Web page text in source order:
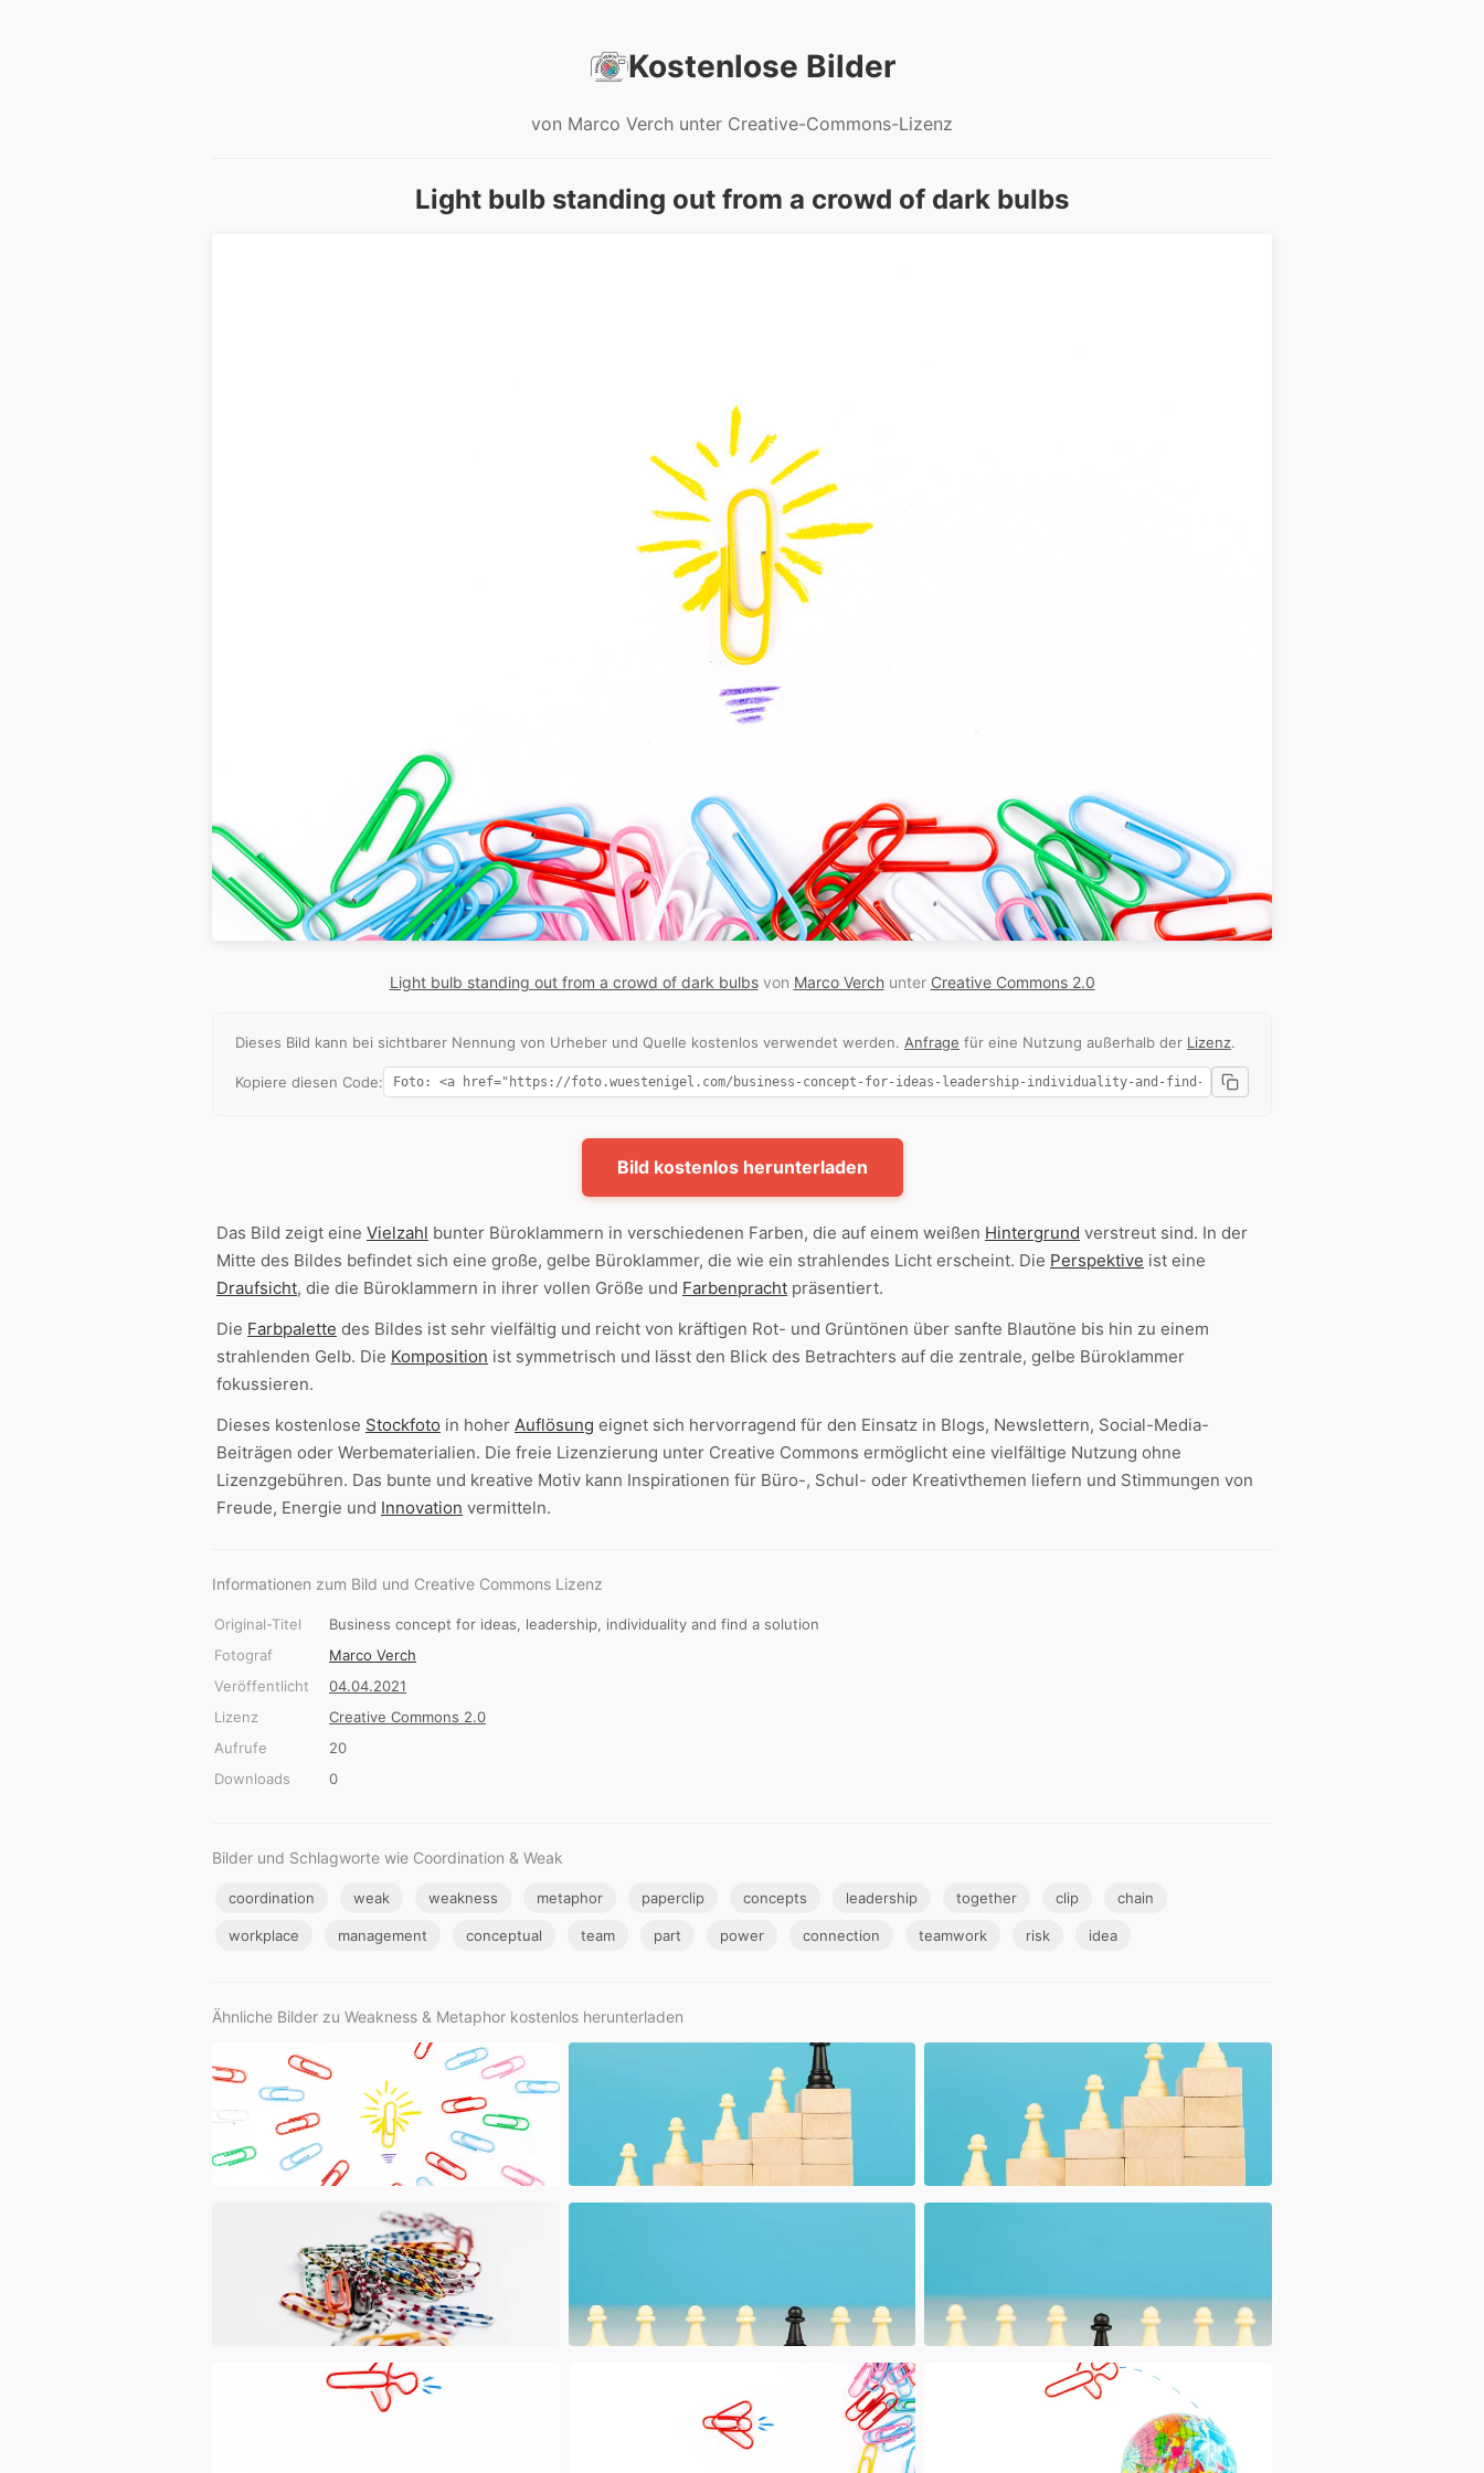
Kostenlose Bilder
von Marco Verch unter Creative-Commons-Lizenz
Light bulb standing out from a crowd of dark bulbs
Light bulb standing out from a crowd of dark bulbsvon Marco Verchunter Creative Commons 2.0
Dieses Bild kann bei sichtbarer Nennung von Urheber und Quelle kostenlos verwendet werden. Anfrage für eine Nutzung außerhalb der Lizenz.
Kopiere diesen Code:
Bild kostenlos herunterladen
Das Bild zeigt eine Vielzahl bunter Büroklammern in verschiedenen Farben, die auf einem weißen Hintergrund verstreut sind. In der
Mitte des Bildes befindet sich eine große, gelbe Büroklammer, die wie ein strahlendes Licht erscheint. Die Perspektive ist eine
Draufsicht, die die Büroklammern in ihrer vollen Größe und Farbenpracht präsentiert.
Die Farbpalette des Bildes ist sehr vielfältig und reicht von kräftigen Rot- und Grüntönen über sanfte Blautöne bis hin zu einem
strahlenden Gelb. Die Komposition ist symmetrisch und lässt den Blick des Betrachters auf die zentrale, gelbe Büroklammer
fokussieren.
Dieses kostenlose Stockfoto in hoher Auflösung eignet sich hervorragend für den Einsatz in Blogs, Newslettern, Social-Media-
Beiträgen oder Werbematerialien. Die freie Lizenzierung unter Creative Commons ermöglicht eine vielfältige Nutzung ohne
Lizenzgebühren. Das bunte und kreative Motiv kann Inspirationen für Büro-, Schul- oder Kreativthemen liefern und Stimmungen von
Freude, Energie und Innovation vermitteln.
Informationen zum Bild und Creative Commons Lizenz
Original-Titel
Business concept for ideas, leadership, individuality and find a solution
Fotograf
Marco Verch
Veröffentlicht
04.04.2021
Lizenz
Creative Commons 2.0
Aufrufe
20
Downloads
0
Bilder und Schlagworte wie Coordination & Weak
coordination weak weakness metaphor paperclip concepts leadership together clip chain
workplace management conceptual team part power connection teamwork risk idea
Ähnliche Bilder zu Weakness & Metaphor kostenlos herunterladen